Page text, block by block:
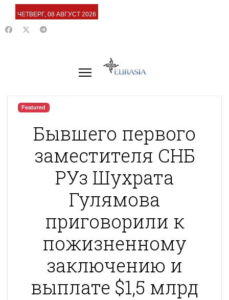
ЧЕТВЕРГ, 08 АВГУСТ 2026
Featured
Бывшего первого
заместителя СНБ
РУз Шуxрата
Гулямова
приговорили к
пожизненному
заключению и
выплате $1,5 млрд